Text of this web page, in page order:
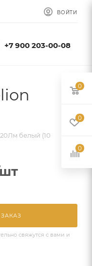
ВОЙТИ
+7 900 203-00-08
белый (10
свяжутся с вами и
0
0
0